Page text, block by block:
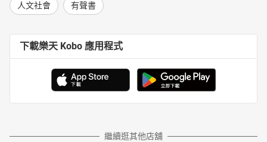
人文社會 有聲書
下載樂天 Kobo 應用程式
繼續逛其他店舖